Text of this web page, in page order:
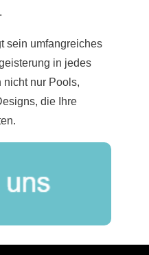
sein umfangreiches
in jedes
nicht nur Pools,
die Ihre